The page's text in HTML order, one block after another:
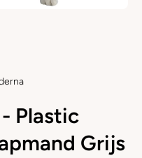
Plastic
Grijs